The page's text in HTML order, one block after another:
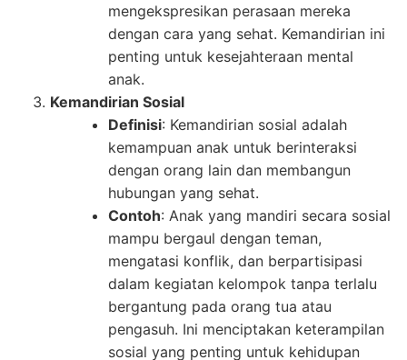
mengekspresikan perasaan mereka
dengan cara yang sehat. Kemandirian ini
penting untuk kesejahteraan mental
anak.
Kemandirian Sosial
Definisi: Kemandirian sosial adalah
kemampuan anak untuk berinteraksi
dengan orang lain dan membangun
hubungan yang sehat.
Contoh: Anak yang mandiri secara sosial
mampu bergaul dengan teman,
mengatasi konflik, dan berpartisipasi
dalam kegiatan kelompok tanpa terlalu
bergantung pada orang tua atau
pengasuh. Ini menciptakan keterampilan
sosial yang penting untuk kehidupan